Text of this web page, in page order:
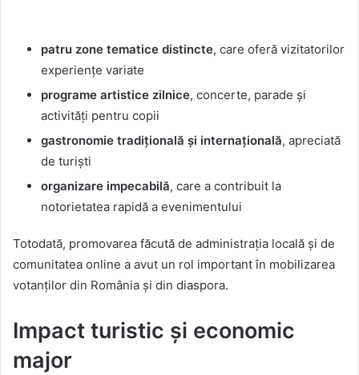
patru zone tematice distincte, care oferă vizitatorilor
experiențe variate
programe artistice zilnice, concerte, parade și
activități pentru copii
gastronomie tradițională și internațională, apreciată
de turiști
organizare impecabilă, care a contribuit la
notorietatea rapidă a evenimentului
Totodată, promovarea făcută de administrația locală și de
comunitatea online a avut un rol important în mobilizarea
votanților din România și din diaspora.
Impact turistic și economic
major